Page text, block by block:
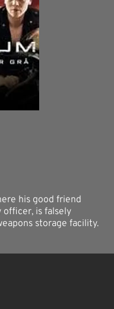
his good friend
officer, is falsely
storage facility.